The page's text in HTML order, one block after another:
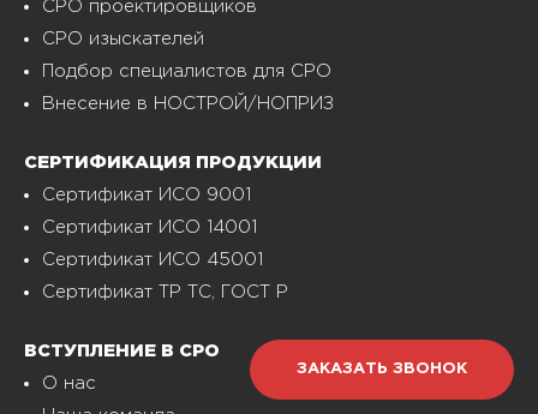
СРО проектировщиков
СРО изыскателей
Подбор специалистов для СРО
Внесение в НОСТРОЙ/НОПРИЗ
СЕРТИФИКАЦИЯ ПРОДУКЦИИ
Сертификат ИСО 9001
Сертификат ИСО 14001
Сертификат ИСО 45001
Сертификат ТР ТС, ГОСТ Р
ВСТУПЛЕНИЕ В СРО
О нас
ЗАКАЗАТЬ ЗВОНОК